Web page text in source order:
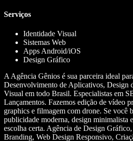
Serviços
Identidade Visual
Sistemas Web
Apps Android/iOS
Design Gráfico
A Agência Gênios é sua parceira ideal
Desenvolvimento de Aplicativos, Design
Visual em todo Brasil. Especialistas em
Lançamentos. Fazemos edição de vídeo
graphics e filmagem com drone. Se você
publicidade moderna, design minimalista
escolha certa. Agência de Design
Branding, Web Design Responsivo,